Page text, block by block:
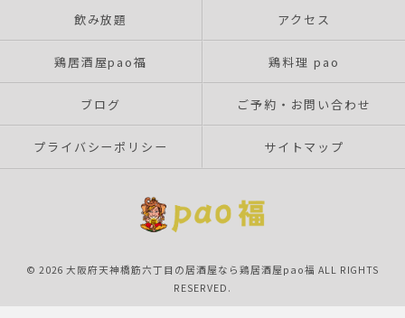
飲み放題 アクセス
鶏居酒屋pao福 鶏料理 pao
ブログ ご予約・お問い合わせ
プライバシーポリシー サイトマップ
© 2026 大阪府天神橋筋六丁目の居酒屋なら鶏居酒屋pao福 ALL RIGHTS
RESERVED.